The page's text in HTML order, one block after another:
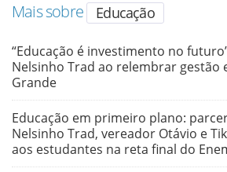
Mais sobre Educação
“Educação é investimento no
Nelsinho Trad ao relembrar gestão
Grande
Educação em primeiro plano:
Nelsinho Trad, vereador Otávio e
aos estudantes na reta final do